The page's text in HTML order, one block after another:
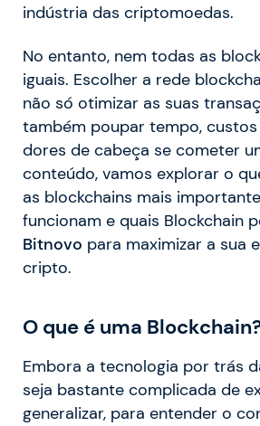
indústria das criptomoedas.
No entanto, nem todas as
iguais. Escolher a rede
não só otimizar as suas
também poupar tempo,
dores de cabeça se cometer
conteúdo, vamos explorar o
as blockchains mais
funcionam e quais Blockchain
Bitnovo para maximizar a sua
cripto.
O que é uma
Embora a tecnologia por trás
seja bastante complicada de
generalizar, para entender o